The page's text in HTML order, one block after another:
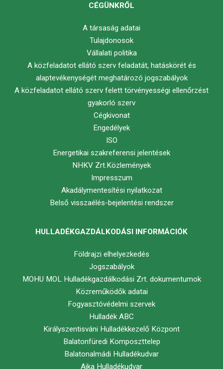
CÉGÜNKRŐL
A társaság adatai
Tulajdonosok
Vállalati politika
A közfeladatot ellátó szerv feladatát, hatáskörét és
alaptevékenységét meghatározó jogszabályok
A közfeladatot ellátó szerv felett törvényességi ellenőrzést
gyakorló szerv
Cégkivonat
Engedélyek
ISO
Energetikai szakreferensi jelentések
NHKV Zrt.Közlemények
Impresszum
Akadálymentesítési nyilatkozat
Belső visszaélés-bejelentési rendszer
HULLADÉKGAZDÁLKODÁSI INFORMÁCIÓK
Földrajzi elhelyezkedés
Jogszabályok
MOHU MOL Hulladékgazdálkodási Zrt. dokumentumok
Közreműködők adatai
Fogyasztóvédelmi szervek
Hulladék ABC
Királyszentisváni Hulladékkezelő Központ
Balatonfüredi Komposzttelep
Balatonalmádi Hulladékudvar
Ajka Hulladékudvar